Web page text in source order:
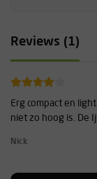
Reviews (1)
Erg compact en
niet zo hoog is. De
Nick